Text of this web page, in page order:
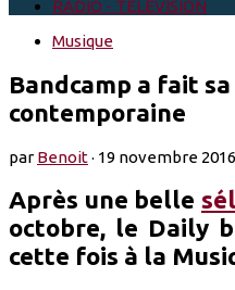
RADIO - TELEVISION
Musique
Bandcamp a fait
contemporaine
parBenoit· 19 novembre 2016
Après une belle
octobre, le Daily
cette fois à la